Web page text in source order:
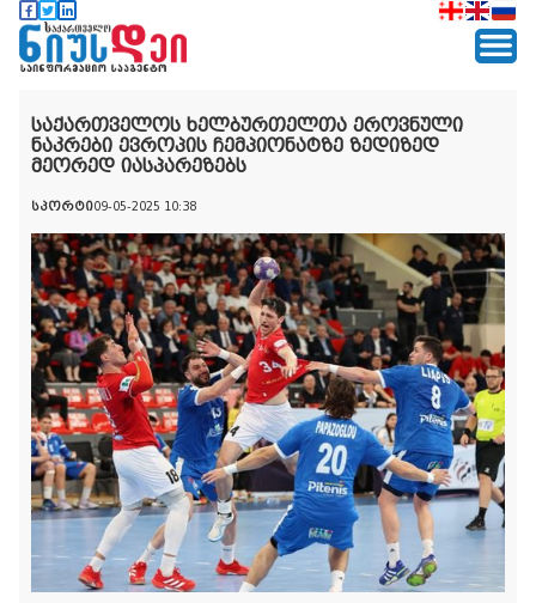
საქართველოს ხელბურთელთა ეროვნული
ნაკრები ევროპის ჩემპიონატზე ზედიზედ
მეორედ იასპარეზებს
სპორტი09-05-2025 10:38